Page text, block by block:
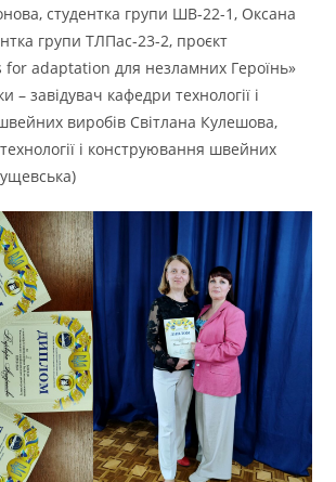
студентка групи ШВ-22-1, Оксана
групи ТЛПас-23-2, проєкт
adaptation для незламних Героїнь»
– завідувач кафедри технології і
виробів Світлана Кулешова,
і конструювання швейних